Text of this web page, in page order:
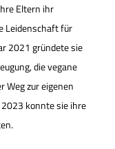
Eltern ihr
Leidenschaft für
2021 gründete sie
die vegane
Weg zur eigenen
konnte sie ihre